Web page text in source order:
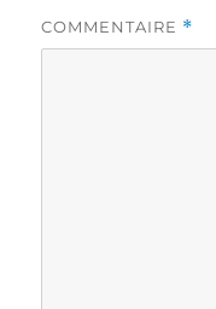
COMMENTAIRE *